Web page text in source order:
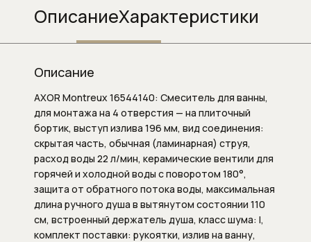
Душевые форсунки
Душевые шланги
Душевые штанги
Подключение для душевого шланга
Ручные души
Скрытые части душевых систем
ОписаниеХарактеристики
Описание
AXOR Montreux 16544140: Смеситель для ванны,
для монтажа на 4 отверстия — на плиточный
бортик, выступ излива 196 мм, вид соединения:
скрытая часть, обычная (ламинарная) струя,
расход воды 22 л/мин, керамические вентили для
горячей и холодной воды с поворотом 180°,
защита от обратного потока воды, максимальная
длина ручного душа в вытянутом состоянии 110
см, встроенный держатель душа, класс шума: I,
комплект поставки: рукоятки, излив на ванну,